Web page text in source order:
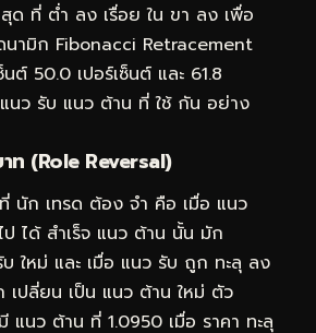
ด ที่ ต่ำ ลง เรื่อย ใน ขา ลง เพื่อ
นามิก Fibonacci Retracement
นต์ 50.0 เปอร์เซ็นต์ และ 61.8
นว รับ แนว ต้าน ที่ ใช้ กัน อย่าง
ท (Role Reversal)
นัก เทรด ต้อง จำ คือ เมื่อ แนว
ได้ สำเร็จ แนว ต้าน นั้น มัก
ใหม่ และ เมื่อ แนว รับ ถูก ทะลุ ลง
เปลี่ยน เป็น แนว ต้าน ใหม่ ตัว
แนว ต้าน ที่ 1.0950 เมื่อ ราคา ทะลุ